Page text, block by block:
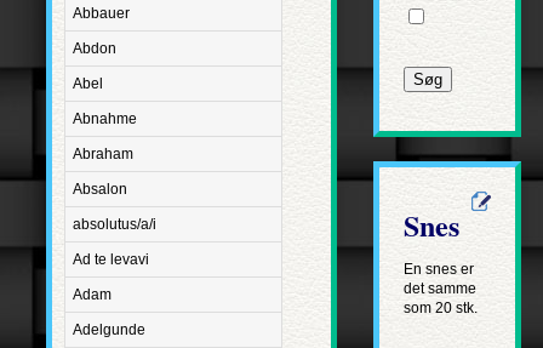
Abbauer
Abdon
Abel
Abnahme
Abraham
Absalon
absolutus/a/i
Ad te levavi
Adam
Adelgunde
Søg
Snes
En snes er
det samme
som 20 stk.